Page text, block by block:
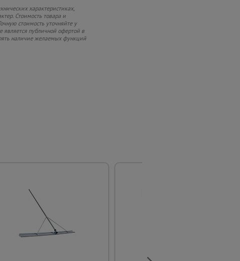
характеристиках,
Стоимость товара и
стоимость уточняйте у
является публичной офертой в
наличие желаемых функций